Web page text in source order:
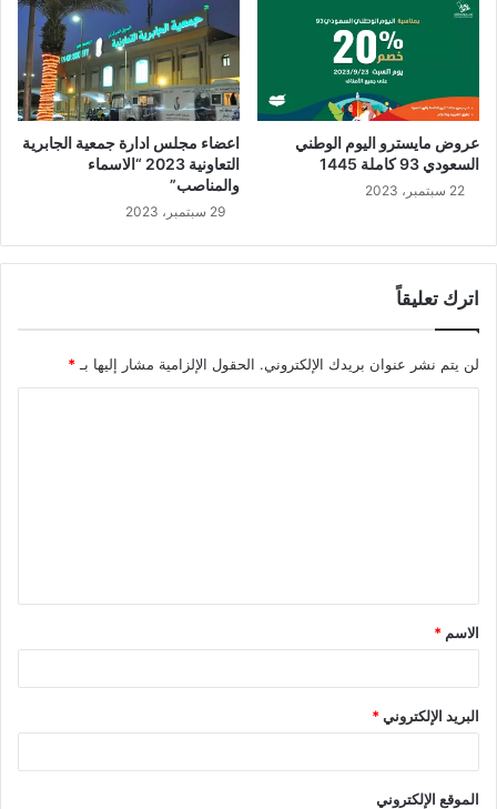
عروض مايسترو اليوم الوطني
السعودي 93 كاملة 1445
22 سبتمبر، 2023
اعضاء مجلس ادارة جمعية الجابرية
التعاونية 2023 “الاسماء
والمناصب”
29 سبتمبر، 2023
اترك تعليقاً
لن يتم نشر عنوان بريدك الإلكتروني. الحقول الإلزامية مشار إليها بـ*
ق
*
الاسم *
البريد الإلكتروني*
الموقع الإلكتروني